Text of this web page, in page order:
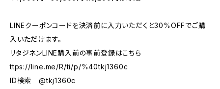
LINEクーポンコードを決済前に入力いただくと30%OFFでご購
入いただけます。
リタジネンLINE購入前の事前登録はこちら
ttps://line.me/R/ti/p/%40tkj1360c
ID検索 @tkj1360c